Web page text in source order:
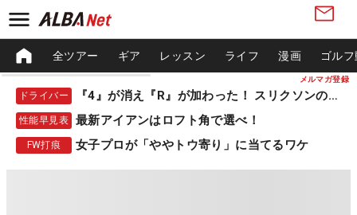
メルマガ登録
全ツアー ギア レッスン ライフ 漫画 ゴル
ドライバー 『4』が消え『R』が加わった！ スリクソンの新作
性能早見表 最新アイアンはロフト角で選べ！
FW打痕 女子プロが「ややトウ寄り」に当てるワケ